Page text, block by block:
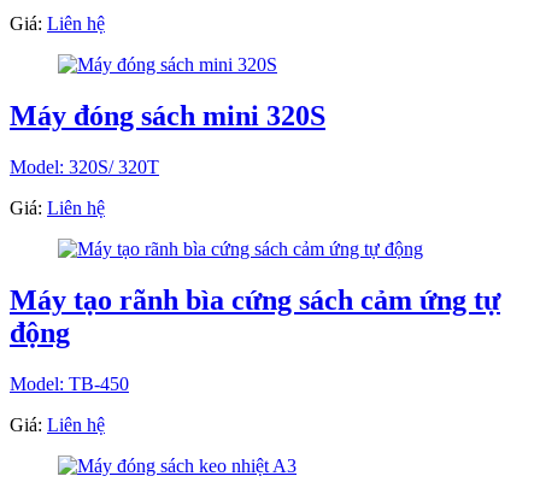
Giá: Liên hệ
Máy đóng sách mini 320S
Model: 320S/ 320T
Giá: Liên hệ
Máy tạo rãnh bìa cứng sách cảm ứng tự
động
Model: TB-450
Giá: Liên hệ